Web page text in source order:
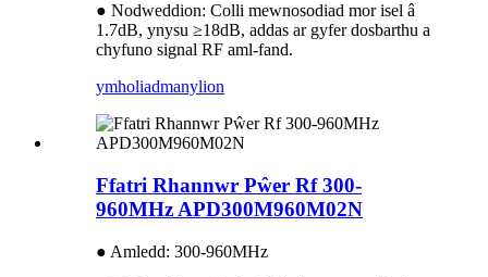
● Nodweddion: Colli mewnosodiad mor isel â
1.7dB, ynysu ≥18dB, addas ar gyfer dosbarthu a
chyfuno signal RF aml-fand.
ymholiadmanylion
Ffatri Rhannwr Pŵer Rf 300-
960MHz APD300M960M02N
● Amledd: 300-960MHz